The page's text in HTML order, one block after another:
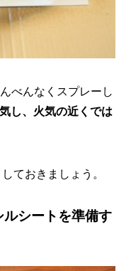
べんなくスプレーし
し、火気の近くでは
ておきましょう。
シートを準備す